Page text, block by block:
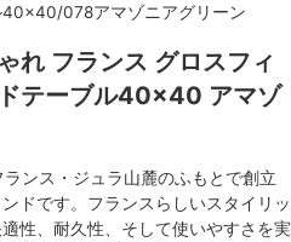
078アマゾニアグリーン
れ フランス グロスフィ
テーブル40×40 アマゾ
ンス・ジュラ山麓のふもとで創立
ドです。フランスらしいスタイリッ
性、耐久性、そして使いやすさを実